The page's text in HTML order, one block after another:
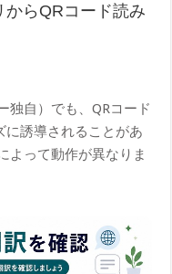
らQRコード読み
独自）でも、QRコード
に誘導されることがあ
よって動作が異なりま